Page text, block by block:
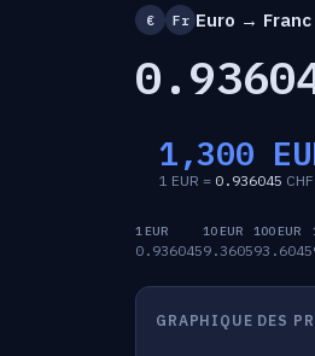
€ Fr Euro → Franc
1,300
1 EUR = 0.936045 CHF
1 EUR
0.936045
10 EUR
9.3605
100 EUR
93.6045
GRAPHIQUE DES